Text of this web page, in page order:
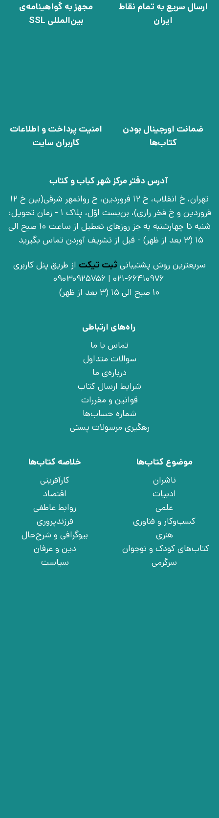
ارسال سریع به تمام نقاط
ایران
مجهز به گواهینامه‌ی
بین‌المللی SSL
ضمانت اورجینال بودن
کتاب‌ها
امنیت پرداخت و اطلاعات
کاربران سایت
آدرس دفتر مرکز شهر کباب و کتاب
تهران، خ انقلاب، خ 12 فروردین، خ روانمهر شرقی(بین خ 12
فروردین و خ فخر رازی)، بن‌بست اوّل، پلاک 1 - زمان تحویل:
شنبه تا چهارشنبه به جز روزهای تعطیل از ساعت 10 صبح الی
15 (3 بعد از ظهر) - قبل از تشریف آوردن تماس بگیرید
سریعترین روش پشتیبانی ثبت تیکت از طریق پنل کاربری
021-66410976 | 09030925756
10 صبح الی 15 (3 بعد از ظهر)
راه‌های ارتباطی
تماس با ما
سوالات متداول
درباره‌ی ما
شرایط ارسال کتاب
قوانین و مقررات
شماره حساب‌ها
رهگیری مرسولات پستی
موضوع کتاب‌ها
ناشران
ادبیات
علمی
کسب‌وکار و فناوری
هنری
کتاب‌های کودک و نوجوان
سرگرمی
خلاصه کتاب‌ها
کارآفرینی
اقتصاد
روابط عاطفی
فرزندپروری
بیوگرافی و شرح‌حال
دین و عرفان
سیاست